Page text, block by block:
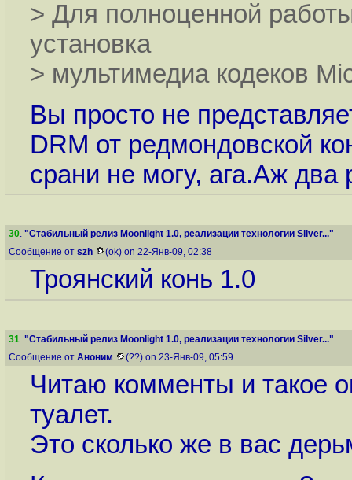
> Для полноценной
установка
> мультимедиа кодеков
Вы просто не
DRM от редмондовской
срани не могу, ага.Аж два
30. "Стабильный релиз Moonlight 1.0, реализации технологии Silver..."
Сообщение от szh (ok) on 22-Янв-09, 02:38
Троянский конь 1.0
31. "Стабильный релиз Moonlight 1.0, реализации технологии Silver..."
Сообщение от Аноним (??) on 23-Янв-09, 05:59
Читаю комменты и такое
туалет.
Это сколько же в вас